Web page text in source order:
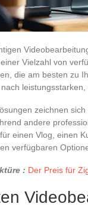
Vielzahl von
die am besten zu
zeichnen
andere
einen Vlog, einen
verfügbaren
: Der Preis für